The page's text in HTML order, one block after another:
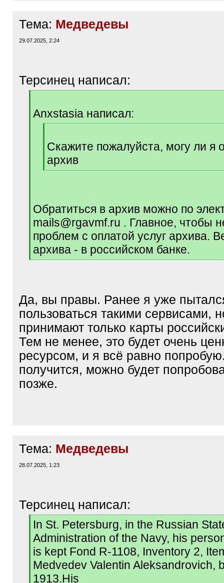
Тема: Медведевы
29.07.2025, 2:24
Терсинец написал:
]Anxstasia написал:
]Скажите пожалуйста, могу ли я
архив
[
Обратиться в архив можно по
mails@rgavmf.ru . Главное, чтобы
проблем с оплатой услуг архива.
архива - в российском банке.
[
Да, вы правы. Ранее я уже
пользоваться такими сервисами,
принимают только карты
Тем не менее, это будет очень
ресурсом, и я всё равно
получится, можно будет
позже.
Тема: Медведевы
28.07.2025, 1:23
Терсинец написал:
[
q
]
In St. Petersburg, in the Russian
Administration of the Navy, his
is kept Fond R-1108, Inventory 2,
Medvedev Valentin Aleksandrovich,
1913.His